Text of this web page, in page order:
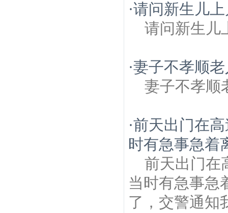
·请问新生儿
请问新生儿
·妻子不孝顺
妻子不孝顺
·前天出门在
时有急事急着
前天出门在
当时有急事急
了，交警通知